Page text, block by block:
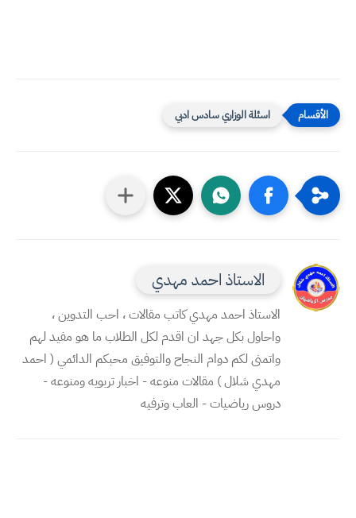
اسئلة الوزاري سادس ادبي
الاستاذ احمد مهدي
الاستاذ احمد مهدي كاتب مقالات ، احب التدوين ،
واحاول بكل جهد ان اقدم لكل الطلاب ما هو مفيد لهم
واتمنى لكم دوام النجاح والتوفيق محبكم الدائمي ( احمد
مهدي شلال ) مقالات منوعه - اخبار تربويه ومنوعه -
دروس رياضيات - العاب وترفيه